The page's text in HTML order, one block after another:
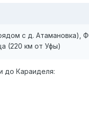
с д. Атамановка),
(220 км от Уфы)
до Караиделя: